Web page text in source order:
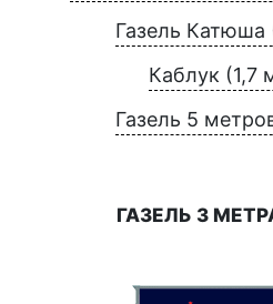
Газель Катюша
Каблук (1,7
Газель 5
ГАЗЕЛЬ 3